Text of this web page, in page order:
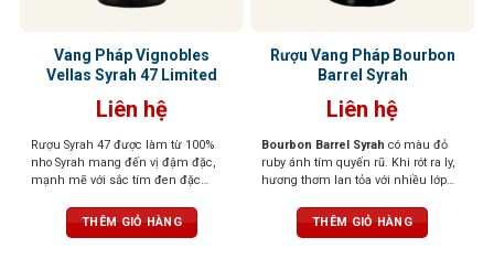
Vang Pháp Vignobles
Vellas Syrah 47 Limited
Liên hệ
Rượu Syrah 47 được làm từ 100%
nho Syrah mang đến vị đậm đặc,
mạnh mẽ với sắc tím đen đặc
quả đen như mận, mâm xôi, anh
đào. Sau đó, đến mùi vị sắc nét hơn
THÊM GIỎ HÀNG
Rượu Vang Pháp Bourbon
Barrel Syrah
Liên hệ
Bourbon Barrel Syrah có màu đỏ
ruby ánh tím quyến rũ. Khi rót ra ly,
hương thơm lan tỏa với nhiều lớp
mọng đen, mâm xôi chín mọng,
đan xen cùng tiêu đen, gia vị cay
THÊM GIỎ HÀNG